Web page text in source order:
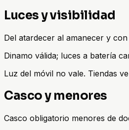
Luces y visibilidad
Del atardecer al amanecer y
Dinamo válida; luces a batería
Luz del móvil no vale. Tiendas
Casco y menores
Casco obligatorio menores de